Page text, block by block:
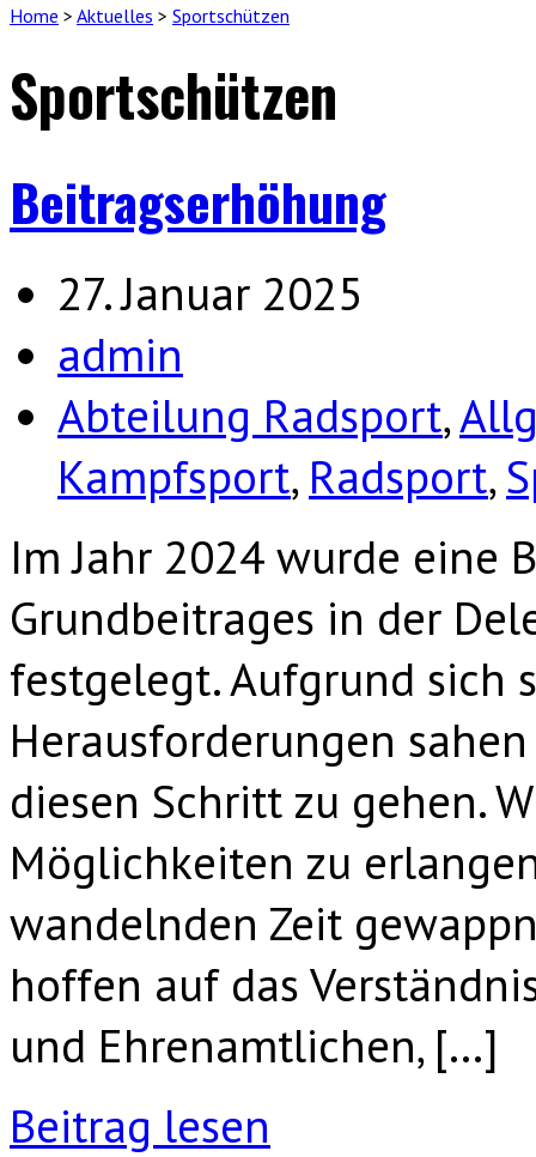
Home > Aktuelles > Sportschützen
Sportschützen
Beitragserhöhung
27. Januar 2025
admin
Abteilung Radsport,
Kampfsport, Radsport,
Im Jahr 2024 wurde eine
Grundbeitrages in der
festgelegt. Aufgrund sich
Herausforderungen
diesen Schritt zu gehen.
Möglichkeiten zu
wandelnden Zeit
hoffen auf das
und Ehrenamtlichen, […]
Beitrag lesen